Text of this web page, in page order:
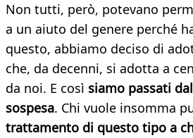
Non tutti, però, potevano
a un aiuto del genere perché
questo, abbiamo deciso di
che, da decenni, si adotta a
da noi. E così siamo passati
sospesa. Chi vuole insomma
trattamento di questo tipo a